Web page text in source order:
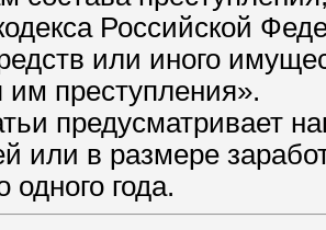
Российской
или иного
преступления».
предусматривает
или в размере
одного года.